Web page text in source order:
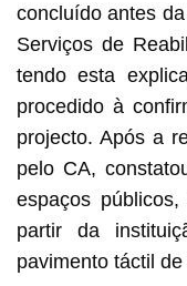
concluído antes
Serviços de
tendo esta
procedido à
projecto. Após a
pelo CA,
espaços
partir da
pavimento táctil